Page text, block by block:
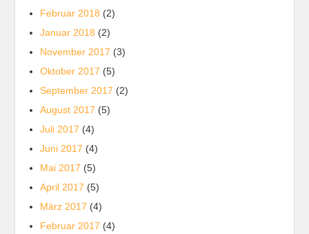
Februar 2018 (2)
Januar 2018 (2)
November 2017 (3)
Oktober 2017 (5)
September 2017 (2)
August 2017 (5)
Juli 2017 (4)
Juni 2017 (4)
Mai 2017 (5)
April 2017 (5)
März 2017 (4)
Februar 2017 (4)